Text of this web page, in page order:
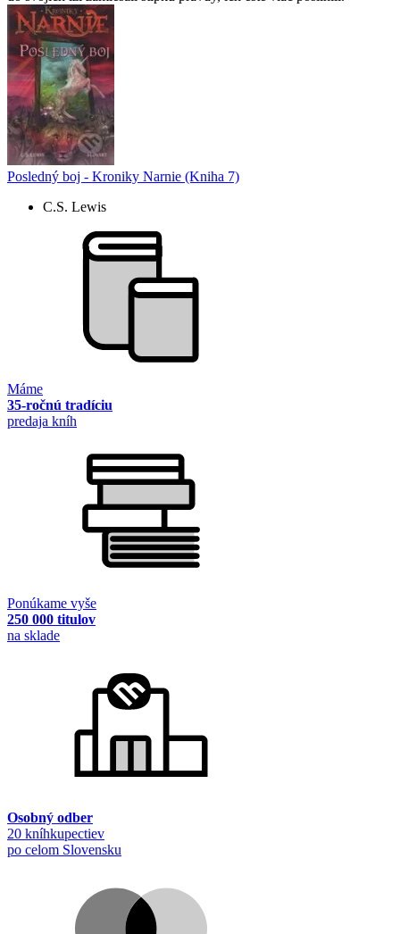
Posledný boj - Kroniky Narnie (Kniha 7)
C.S. Lewis
Máme
35-ročnú tradíciu
predaja kníh
Ponúkame vyše
250 000 titulov
na sklade
Osobný odber
20 kníhkupectiev
po celom Slovensku